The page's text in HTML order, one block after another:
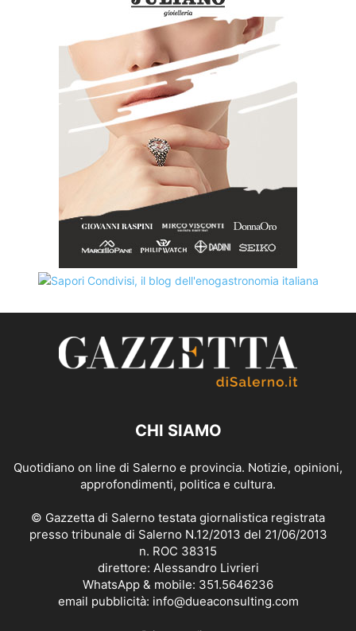
CHI SIAMO
Quotidiano on line di Salerno e provincia. Notizie, opinioni,
approfondimenti, politica e cultura.
© Gazzetta di Salerno testata giornalistica registrata
presso tribunale di Salerno N.12/2013 del 21/06/2013
n. ROC 38315
direttore: Alessandro Livrieri
WhatsApp & mobile: 351.5646236
email pubblicità: info@dueaconsulting.com